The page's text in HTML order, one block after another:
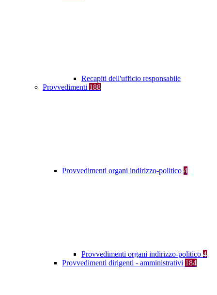
Recapiti dell'ufficio responsabile
Provvedimenti 188
Provvedimenti organi indirizzo-politico 4
Provvedimenti organi indirizzo-politico 4
Provvedimenti dirigenti - amministrativi 184